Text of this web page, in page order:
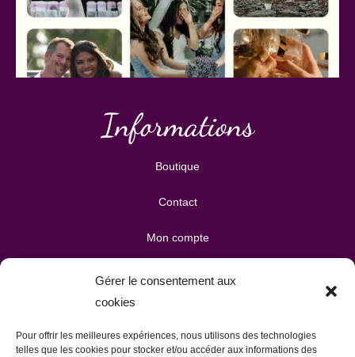
Gérer le consentement aux
cookies
Pour offrir les meilleures expériences, nous utilisons des technologies
telles que les cookies pour stocker et/ou accéder aux informations des
Informations
Boutique
Contact
Mon compte
Mes téléchargements
Publicité & partenariats